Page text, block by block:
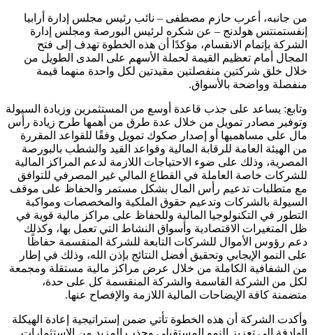
من جانبه، أعرب حازم مصطفى – نائب رئيس مجلس إدارة أرابيا
إنفستمنتس هولدنج – عن شكره لرئيس البورصة ومجلس إدارة
الشركة بإتمام الانقسام، مؤكدًا أن هذه الخطوة تهدف إلى فتح
المجال أمام تعظيم القيمة لحملة الأسهم على المدى الطويل من
خلال خلق شركتين منفصلتين مقيدتين لكل واحدة منهما قيمة
منفصلة وواضحة بالأسواق.
وتابع: يساعد على جذب قاعدة أوسع من المستثمرين وزيادة السيولة
وتوفير مصادر تمويل من خلال عدة طرق من أهمها طرح زيادة رأس
مال على مساهميها أو إصدار صكوك تمويل وفقًا للقواعد المقررة
من الهيئة العامة للرقابة المالية وقواعد القيد والشطب بالبورصة
المصرية، وذلك على ضوء الاحتياجات اللازمة لدعم المراكز المالية
للشركات خاصة العاملة في القطاع المالي غير المصرفي للتوافق
مع متطلبات تدعيم رأس المال بشكل مستمر والحفاظ على موقف
السيولة بالشركات وتدعيم حقوق الملكية والمخصصات ومواكبة
التطور في التكنولوجيا المالية وللحفاظ على مراكز مالية قوية في
ظل المتغيرات الاقتصادية وأسواق النشاط التي تعمل بها، وكذلك
دعم رؤوس الأموال للشركات التابعة للشركة المنقسمة حفاظًا
على النمو الإيجابي وتحقيق أفضل النتائج بإذن الله، وذلك في إطار
من الشفافية الكاملة من خلال عرض مراكز مالية مستقلة ومجمعة
لكل من الشركة القاسمة والشركة المنقسمة كل على حدة،
متضمنة كافة الإيضاحات المالية اللازمة والإفصاح عنها.
وأكدت الشركة أن هذه الخطوة تأتي ضمن إستراتيجية إعادة الهيكلة
الهادفة إلى تعزيز النمو المستقبلي وجذب المزيد من الاستثمارات